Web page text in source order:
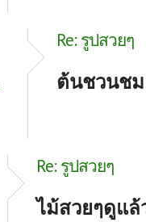
Re: รูปสวยๆ
ต้นชวนช
Re: รูปสวยๆ
ไม้สวยๆดูแล้